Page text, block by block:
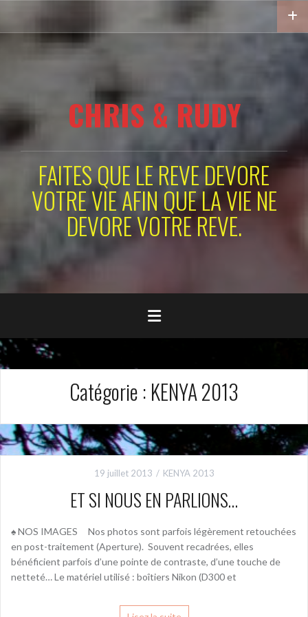
contenu
CHRIS & RUDY
FAITES QUE LE REVE DEVORE
VOTRE VIE AFIN QUE LA VIE NE
DEVORE VOTRE REVE.
Catégorie : KENYA 2013
19 juillet 2013 KENYA 2013
ET SI NOUS EN PARLIONS…
♠ NOS IMAGES Nos photos sont parfois légèrement retouchées
en post-traitement (Aperture). Souvent recadrées, elles
bénéficient parfois d’une pointe de contraste, d’une touche de
netteté… Le matériel utilisé : boîtiers Nikon (D300 et